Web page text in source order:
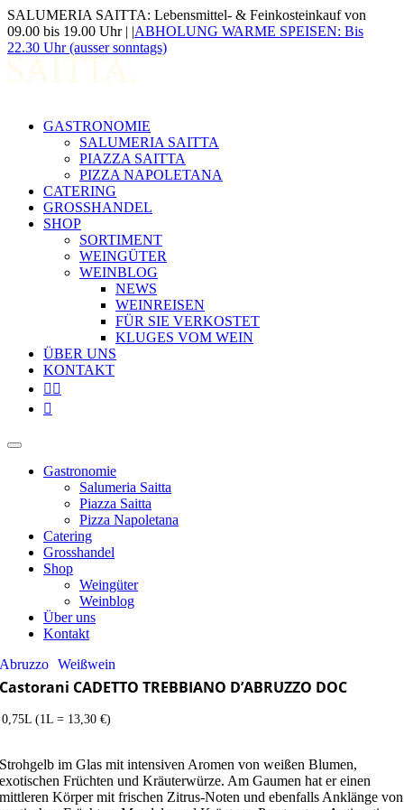
Zum
Inhalt
springen
SALUMERIA SAITTA: Lebensmittel- & Feinkosteinkauf von
09.00 bis 19.00 Uhr | |ABHOLUNG WARME SPEISEN: Bis
22.30 Uhr (ausser sonntags)
GASTRONOMIE
SALUMERIA SAITTA
PIAZZA SAITTA
PIZZA NAPOLETANA
CATERING
GROSSHANDEL
SHOP
SORTIMENT
WEINGÜTER
WEINBLOG
NEWS
WEINREISEN
FÜR SIE VERKOSTET
KLUGES VOM WEIN
ÜBER UNS
KONTAKT
Gastronomie
Salumeria Saitta
Piazza Saitta
Pizza Napoletana
Catering
Grosshandel
Shop
Weingüter
Weinblog
Über uns
Kontakt
Abruzzo
Weißwein
Castorani CADETTO TREBBIANO D’ABRUZZO DOC
0,75L (1L = 13,30 €)
Strohgelb im Glas mit intensiven Aromen von weißen Blumen,
exotischen Früchten und Kräuterwürze. Am Gaumen hat er einen
mittleren Körper mit frischen Zitrus-Noten und ebenfalls Anklänge von